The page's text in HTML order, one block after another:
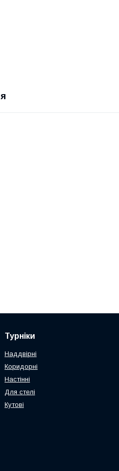
Турніки
Наддвірні
Коридорні
Настінні
Для стелі
Кутові